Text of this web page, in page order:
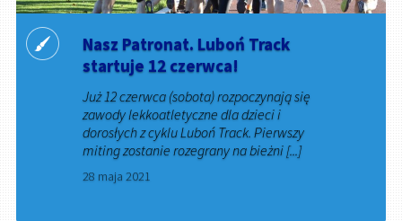
Nasz Patronat. Luboń Track
startuje 12 czerwca!
Już 12 czerwca (sobota) rozpoczynają się
zawody lekkoatletyczne dla dzieci i
dorosłych z cyklu Luboń Track. Pierwszy
miting zostanie rozegrany na bieżni [...]
28 maja 2021